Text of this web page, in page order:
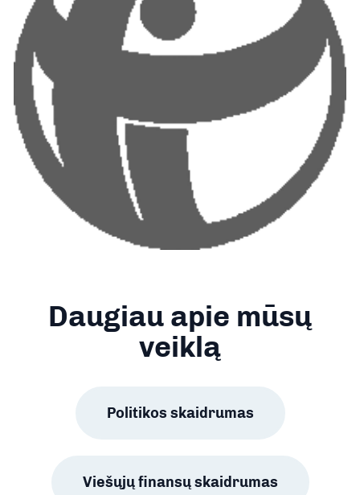
Daugiau apie mūsų
veiklą
Politikos skaidrumas
Viešųjų finansų skaidrumas